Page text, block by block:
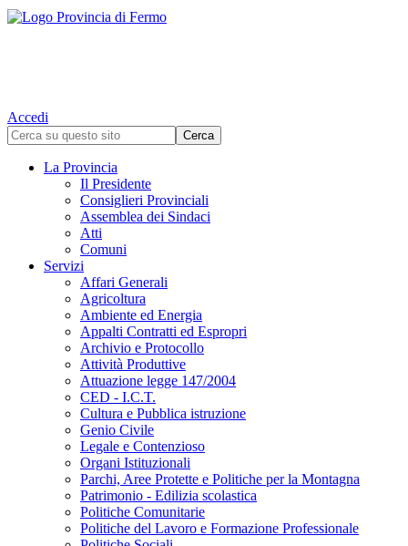
Accedi
La Provincia
Il Presidente
Consiglieri Provinciali
Assemblea dei Sindaci
Atti
Comuni
Servizi
Affari Generali
Agricoltura
Ambiente ed Energia
Appalti Contratti ed Espropri
Archivio e Protocollo
Attività Produttive
Attuazione legge 147/2004
CED - I.C.T.
Cultura e Pubblica istruzione
Genio Civile
Legale e Contenzioso
Organi Istituzionali
Parchi, Aree Protette e Politiche per la Montagna
Patrimonio - Edilizia scolastica
Politiche Comunitarie
Politiche del Lavoro e Formazione Professionale